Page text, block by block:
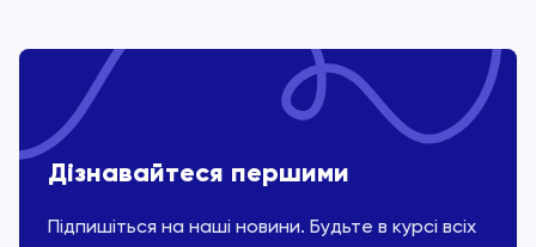
Дізнавайтеся першими
Підпишіться на наші новини. Будьте в курсі всіх